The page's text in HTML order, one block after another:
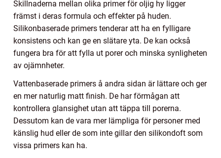
Skillnaderna mellan olika primer för oljig hy ligger
främst i deras formula och effekter på huden.
Silikonbaserade primers tenderar att ha en fylligare
konsistens och kan ge en slätare yta. De kan också
fungera bra för att fylla ut porer och minska synligheten
av ojämnheter.
Vattenbaserade primers å andra sidan är lättare och ger
en mer naturlig matt finish. De har förmågan att
kontrollera glansighet utan att täppa till porerna.
Dessutom kan de vara mer lämpliga för personer med
känslig hud eller de som inte gillar den silikondoft som
vissa primers kan ha.